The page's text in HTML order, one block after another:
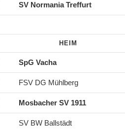
SV Normania Treffurt
HEIM
SpG Vacha
FSV DG Mühlberg
Mosbacher SV 1911
SV BW Ballstädt